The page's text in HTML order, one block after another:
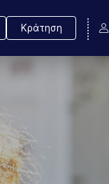
Κράτηση